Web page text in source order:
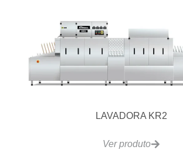
LAVADORA KR2
Ver produto